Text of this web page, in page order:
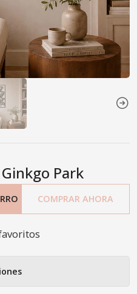
Park
COMPRAR AHORA